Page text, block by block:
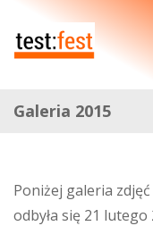
Galeria 2015
Poniżej galeria
odbyła się 21 lutego